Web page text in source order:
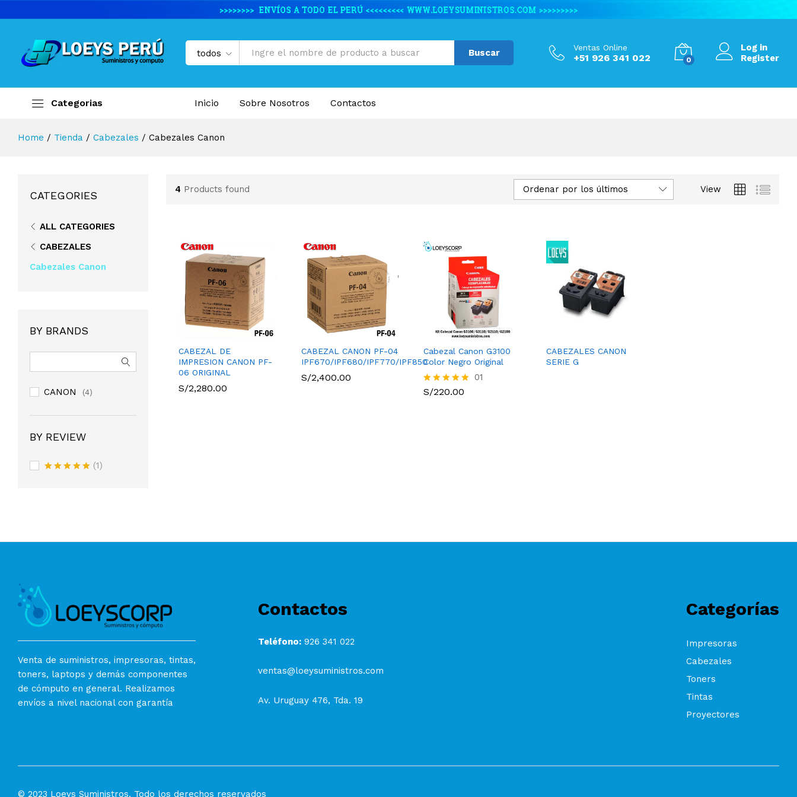
todos Buscar
Ventas Online
+51 926 341 022 0
Log in
Register
Categorias Inicio Sobre Nosotros Contactos
Home / Tienda / Cabezales / Cabezales Canon
4 Products found View
Ordenar por los últimos
CABEZAL DE
IMPRESION CANON PF-
06 ORIGINAL
S/2,280.00
S/2,280.00
CABEZAL CANON PF-04
IPF670/IPF680/IPF770/IPF850
S/2,400.00
S/2,400.00
Cabezal Canon G3100
Color Negro Original
Valorado
01
S/220.00
S/220.00
CABEZALES CANON
SERIE G
CATEGORIES
ALL CATEGORIES
CABEZALES
Cabezales Canon
BY BRANDS
CANON (4)
BY REVIEW
(1)
Venta de suministros, impresoras, tintas,
toners, laptops y demás componentes
de cómputo en general. Realizamos
envíos a nivel nacional con garantía
Contactos
Teléfono: 926 341 022
ventas@loeysuministros.com
Av. Uruguay 476, Tda. 19
Categorías
Impresoras
Cabezales
Toners
Tintas
Proyectores
© 2023 Loeys Suministros. Todo los derechos reservados